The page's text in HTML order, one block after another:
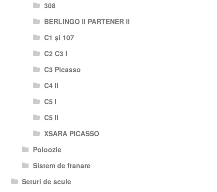
308
BERLINGO II PARTENER II
C1 și 107
C2 C3 I
C3 Picasso
C4 II
C5 I
C5 II
XSARA PICASSO
Poloozie
Sistem de franare
Seturi de scule